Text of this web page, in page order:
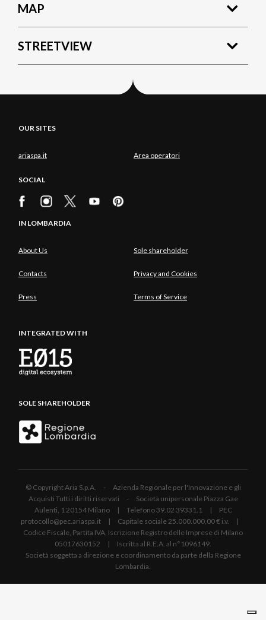
MAP
STREETVIEW
OUR SITES
ariaspa.it Area operatori
SOCIAL
IN LOMBARDIA
About Us Sole shareholder
Contacts Privacy and Cookies
Press Terms of Service
INTEGRATED WITH
SOLE SHAREHOLDER
© Copyright Aria S.p.A. - Azienda Regionale per l'Innovazione e gli
Acquisti Tutti i diritti riservati - Società unipersonale Piazza Gae
Aulenti, 1 20154 Milano | Telefono 39.02 39331.1 | PEC
protocollo@pec.ariaspa.it | Capitale sociale 25.000.000,00 € i.v. |
Codice Fiscale, Partita IVA, Iscrizione Registro delle Imprese di Milano
05017630152 | Iscritta al R.E.A. al n°1096149.
Società soggetta a direzione e coordinamento da parte della Regione
Lombardia.